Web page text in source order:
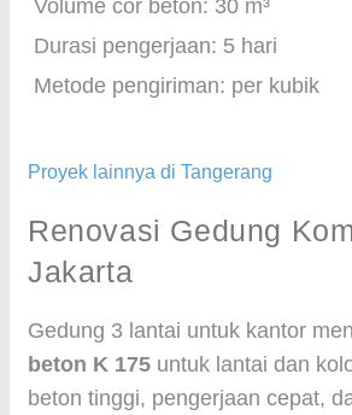
Volume cor beton: 30 m³
Durasi pengerjaan: 5 hari
Metode pengiriman: per kubik
Proyek lainnya di Tangerang
Renovasi Gedung
Jakarta
Gedung 3 lantai untuk kantor
beton K 175 untuk lantai dan
beton tinggi, pengerjaan cepat,